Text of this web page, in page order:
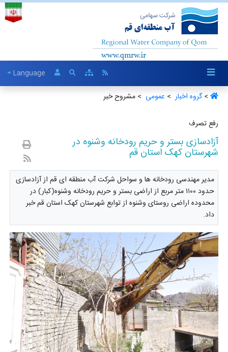
Language
>گروه اخبار ‏ > عمومی ‏ > مشروح خبر
رفع تصرف
آزادسازی بستر و حریم رودخانه وشنوه در
شهرستان کهک استان قم
مدیر مهندسی رودخانه ها و سواحل شرکت آب منطقه ای قم از آزادسازی
حدود ۱۱۰۰ متر مربع از اراضی بستر و حریم رودخانه وشنوه(کبار) در
محدوده اراضی روستای وشنوه از توابع شهرستان کهک استان قم خبر
داد.